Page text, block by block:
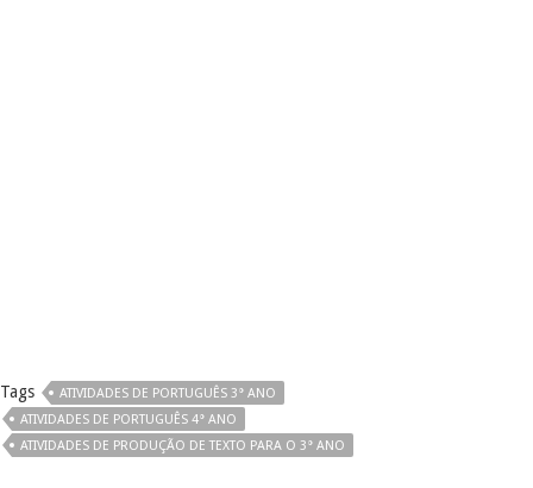
Tags
ATIVIDADES DE PORTUGUÊS 3° ANO
ATIVIDADES DE PORTUGUÊS 4° ANO
ATIVIDADES DE PRODUÇÃO DE TEXTO PARA O 3° ANO